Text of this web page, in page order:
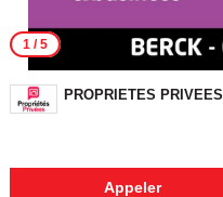
1/ 5
PROPRIETES PRIVEES
Appeler